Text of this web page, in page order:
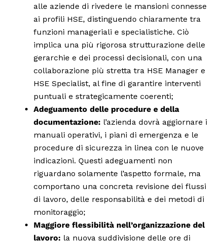
alle aziende di rivedere le mansioni connesse
ai profili HSE, distinguendo chiaramente tra
funzioni manageriali e specialistiche. Ciò
implica una più rigorosa strutturazione delle
gerarchie e dei processi decisionali, con una
collaborazione più stretta tra HSE Manager e
HSE Specialist, al fine di garantire interventi
puntuali e strategicamente coerenti;
Adeguamento delle procedure e della
documentazione: l’azienda dovrà aggiornare i
manuali operativi, i piani di emergenza e le
procedure di sicurezza in linea con le nuove
indicazioni. Questi adeguamenti non
riguardano solamente l’aspetto formale, ma
comportano una concreta revisione dei flussi
di lavoro, delle responsabilità e dei metodi di
monitoraggio;
Maggiore flessibilità nell’organizzazione del
lavoro: la nuova suddivisione delle ore di